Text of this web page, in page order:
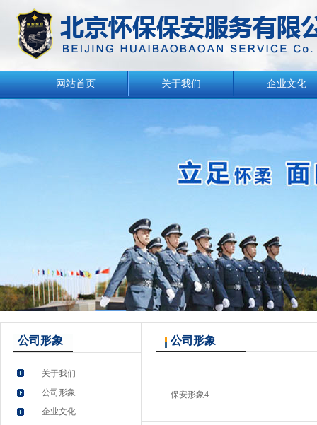
网站首页 关于我们 企业文化
公司形象
关于我们
公司形象
企业文化
公司形象
保安形象4